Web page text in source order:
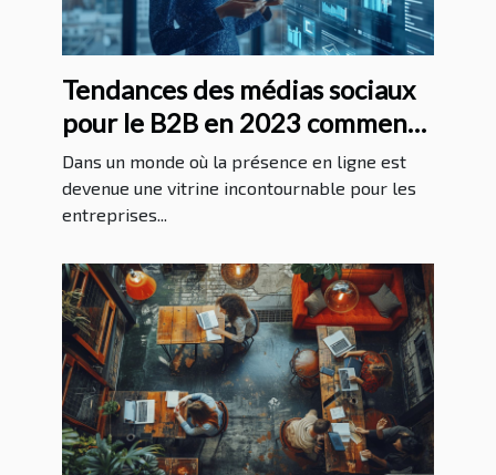
Tendances des médias sociaux
pour le B2B en 2023 comment
se démarquer
Dans un monde où la présence en ligne est
devenue une vitrine incontournable pour les
entreprises...